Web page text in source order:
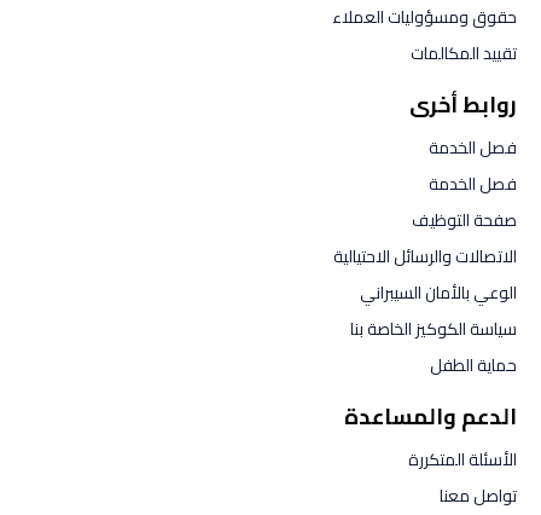
حقوق ومسؤوليات العملاء
تقييد المكالمات
روابط أخرى
فصل الخدمة
فصل الخدمة
صفحة التوظيف
الاتصالات والرسائل الاحتيالية
الوعي بالأمان السيبراني
سياسة الكوكيز الخاصة بنا
حماية الطفل
الدعم والمساعدة
الأسئلة المتكررة
تواصل معنا